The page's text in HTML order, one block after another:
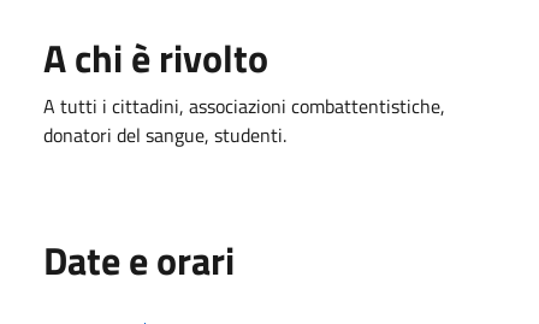
A chi è rivolto
A tutti i cittadini, associazioni combattentistiche,
donatori del sangue, studenti.
Date e orari